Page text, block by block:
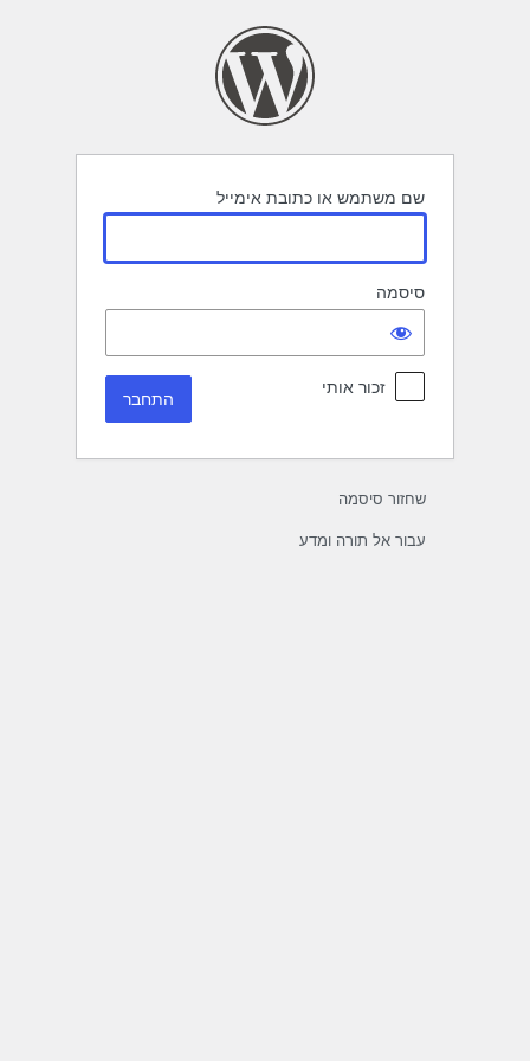
שם משתמש או כתובת אימייל
סיסמה
זכור אותי
שחזור סיסמה
עבור אל תורה ומדע